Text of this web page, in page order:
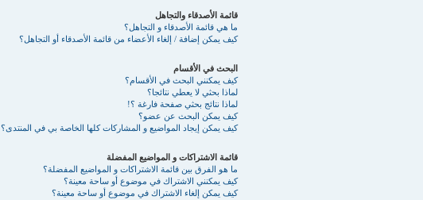
قائمة الأصدقاء والتجاهل
ما هي قائمة الأصدقاء و التجاهل؟
كيف يمكن إضافة / إلغاء الأعضاء من قائمة الأصدقاء أو التجاهل؟
البحث في الأقسام
كيف يمكنني البحث في الأقسام؟
لماذا بحثي لا يعطي نتائجا؟
لماذا نتائج بحثي صفحة فارغة ؟!
كيف يمكن البحث عن عضو؟
كيف يمكن إيجاد المواضيع و المشاركات كلها الخاصة بي في المنتدى؟
قائمة الاشتراكات و المواضيع المفضلة
ما هو الفرق بين قائمة الاشتراكات و المواضيع المفضلة؟
كيف يمكنني الاشتراك في موضوع أو ساحة معينة؟
كيف يمكن إلغاء الاشتراك في موضوع أو ساحة معينة؟